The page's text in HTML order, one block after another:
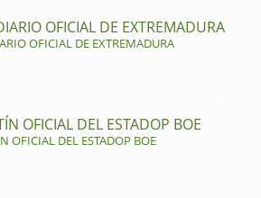
OFICIAL DE EXTREMADURA
OFICIAL DE EXTREMADURA
OFICIAL DEL ESTADOP BOE
OFICIAL DEL ESTADOP BOE